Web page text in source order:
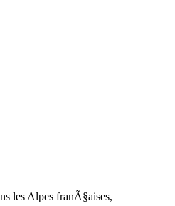
les Alpes franÃ§aises,